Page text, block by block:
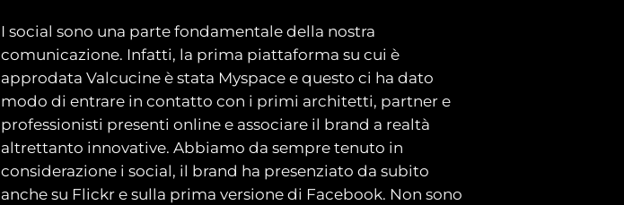
I social sono una parte fondamentale della nostra
comunicazione. Infatti, la prima piattaforma su cui è
approdata Valcucine è stata Myspace e questo ci ha dato
modo di entrare in contatto con i primi architetti, partner e
professionisti presenti online e associare il brand a realtà
altrettanto innovative. Abbiamo da sempre tenuto in
considerazione i social, il brand ha presenziato da subito
anche su Flickr e sulla prima versione di Facebook. Non sono